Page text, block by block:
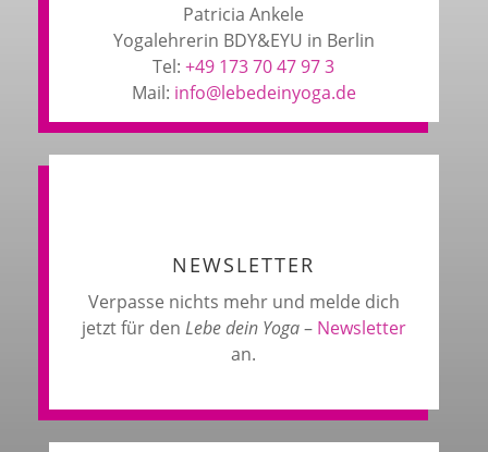
Patricia Ankele
Yogalehrerin BDY&EYU in Berlin
Tel:+49 173 70 47 97 3
Mail: info@lebedeinyoga.de
NEWSLETTER
Verpasse nichts mehr und melde dich
jetzt für den Lebe dein Yoga– Newsletter
an.